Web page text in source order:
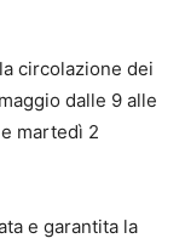
circolazione dei
dalle 9 alle
martedì 2
e garantita la